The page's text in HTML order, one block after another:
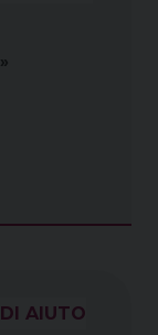
AIUTO